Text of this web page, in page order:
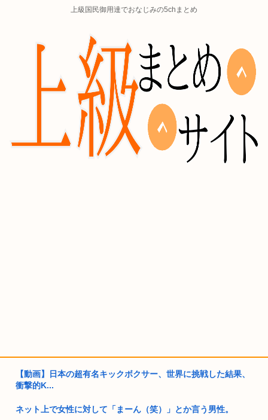
上級国民御用達でおなじみの5chまとめ
【動画】日本の超有名キックボクサー、世界に挑戦した結果、
衝撃的K...
ネット上で女性に対して「まーん（笑）」とか言う男性。